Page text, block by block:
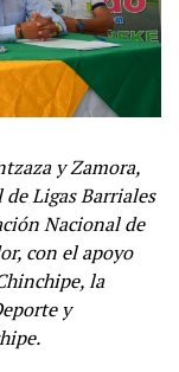
y Zamora,
Ligas Barriales
Nacional de
con el apoyo
la
y